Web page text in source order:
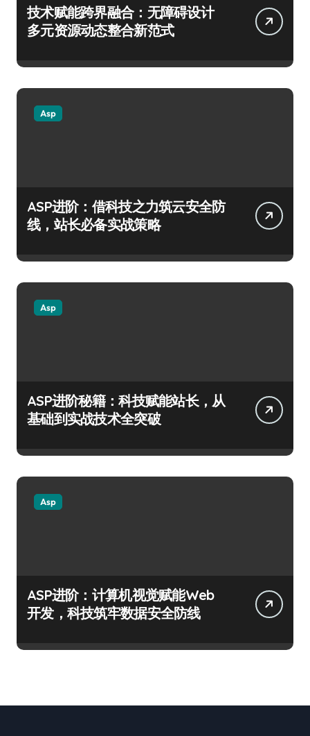
技术赋能跨界融合：无障碍设计
多元资源动态整合新范式
Asp
ASP进阶：借科技之力筑云安全防
线，站长必备实战策略
Asp
ASP进阶秘籍：科技赋能站长，从
基础到实战技术全突破
Asp
ASP进阶：计算机视觉赋能Web
开发，科技筑牢数据安全防线